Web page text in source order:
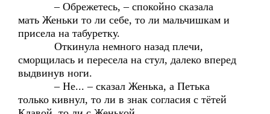
– Обрежетесь, – спокойно сказала
мать Женьки то ли себе, то ли мальчишкам и
присела на табуретку.
Откинула немного назад плечи,
сморщилась и пересела на стул, далеко вперед
выдвинув ноги.
– Не... – сказал Женька, а Петька
только кивнул, то ли в знак согласия с тётей